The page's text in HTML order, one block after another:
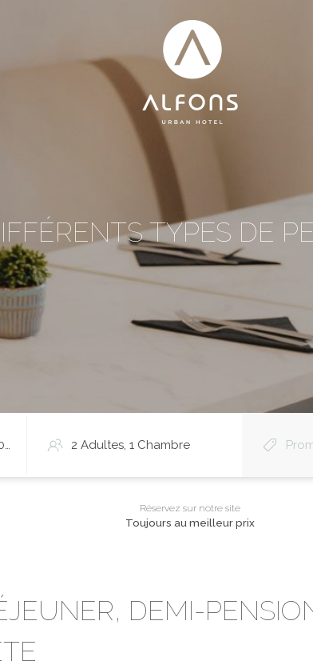
TYPES DE
Réservez sur notre site
Toujours au meilleur prix
DEMI-